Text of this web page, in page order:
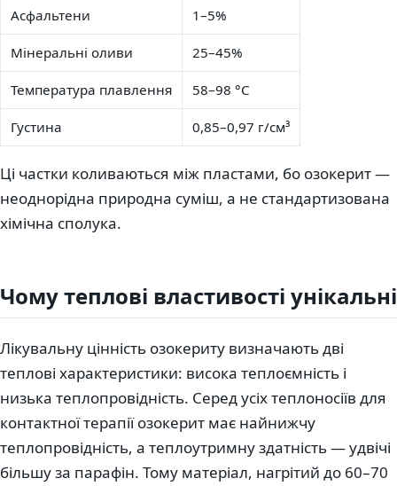
Асфальтени 1–5%
Мінеральні оливи 25–45%
Температура плавлення 58–98 °C
Густина 0,85–0,97 г/см³
Ці частки коливаються між пластами, бо озокерит —
неоднорідна природна суміш, а не стандартизована
хімічна сполука.
Чому теплові властивості унікальні
Лікувальну цінність озокериту визначають дві
теплові характеристики: висока теплоємність і
низька теплопровідність. Серед усіх теплоносіїв для
контактної терапії озокерит має найнижчу
теплопровідність, а теплоутримну здатність — удвічі
більшу за парафін. Тому матеріал, нагрітий до 60–70